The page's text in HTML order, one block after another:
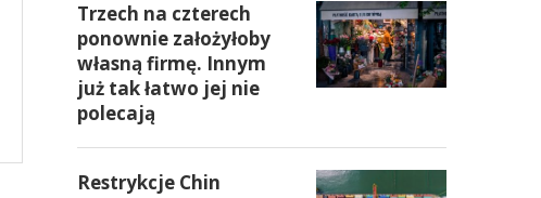
Trzech na czterech
ponownie założyłoby
własną firmę. Innym
już tak łatwo jej nie
polecają
Restrykcje Chin